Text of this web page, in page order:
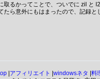
取るかってことで、ついでに zil と
たら意外にもはまったので、記録
アフィリエイト |windowsネタ |料